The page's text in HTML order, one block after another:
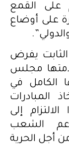
على القمع
على أوضاع
يفرض
مجلس
الكامل في
المبادرات
إلى
الشعب
أجل الحرية